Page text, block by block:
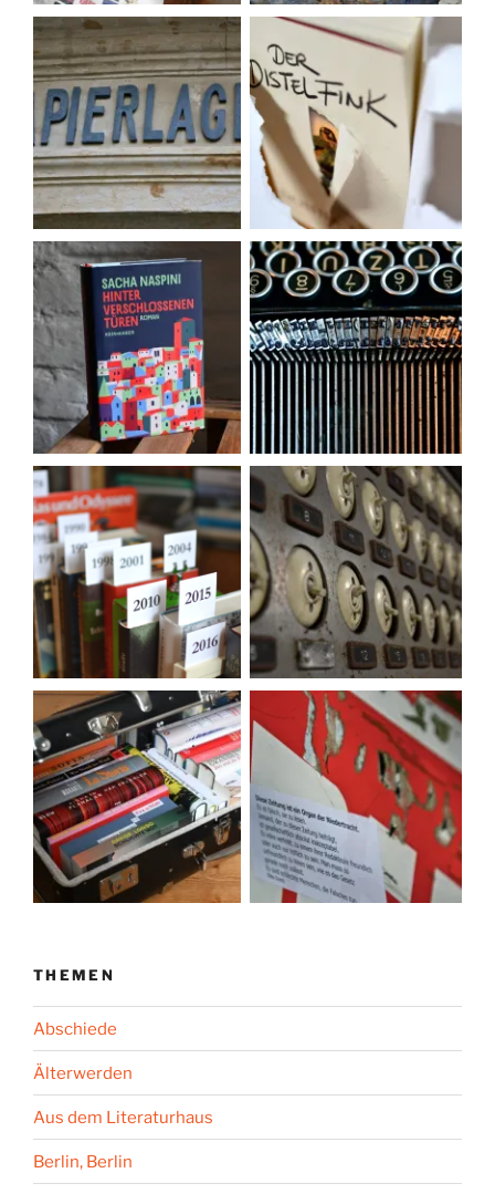
THEMEN
Abschiede
Älterwerden
Aus dem Literaturhaus
Berlin, Berlin